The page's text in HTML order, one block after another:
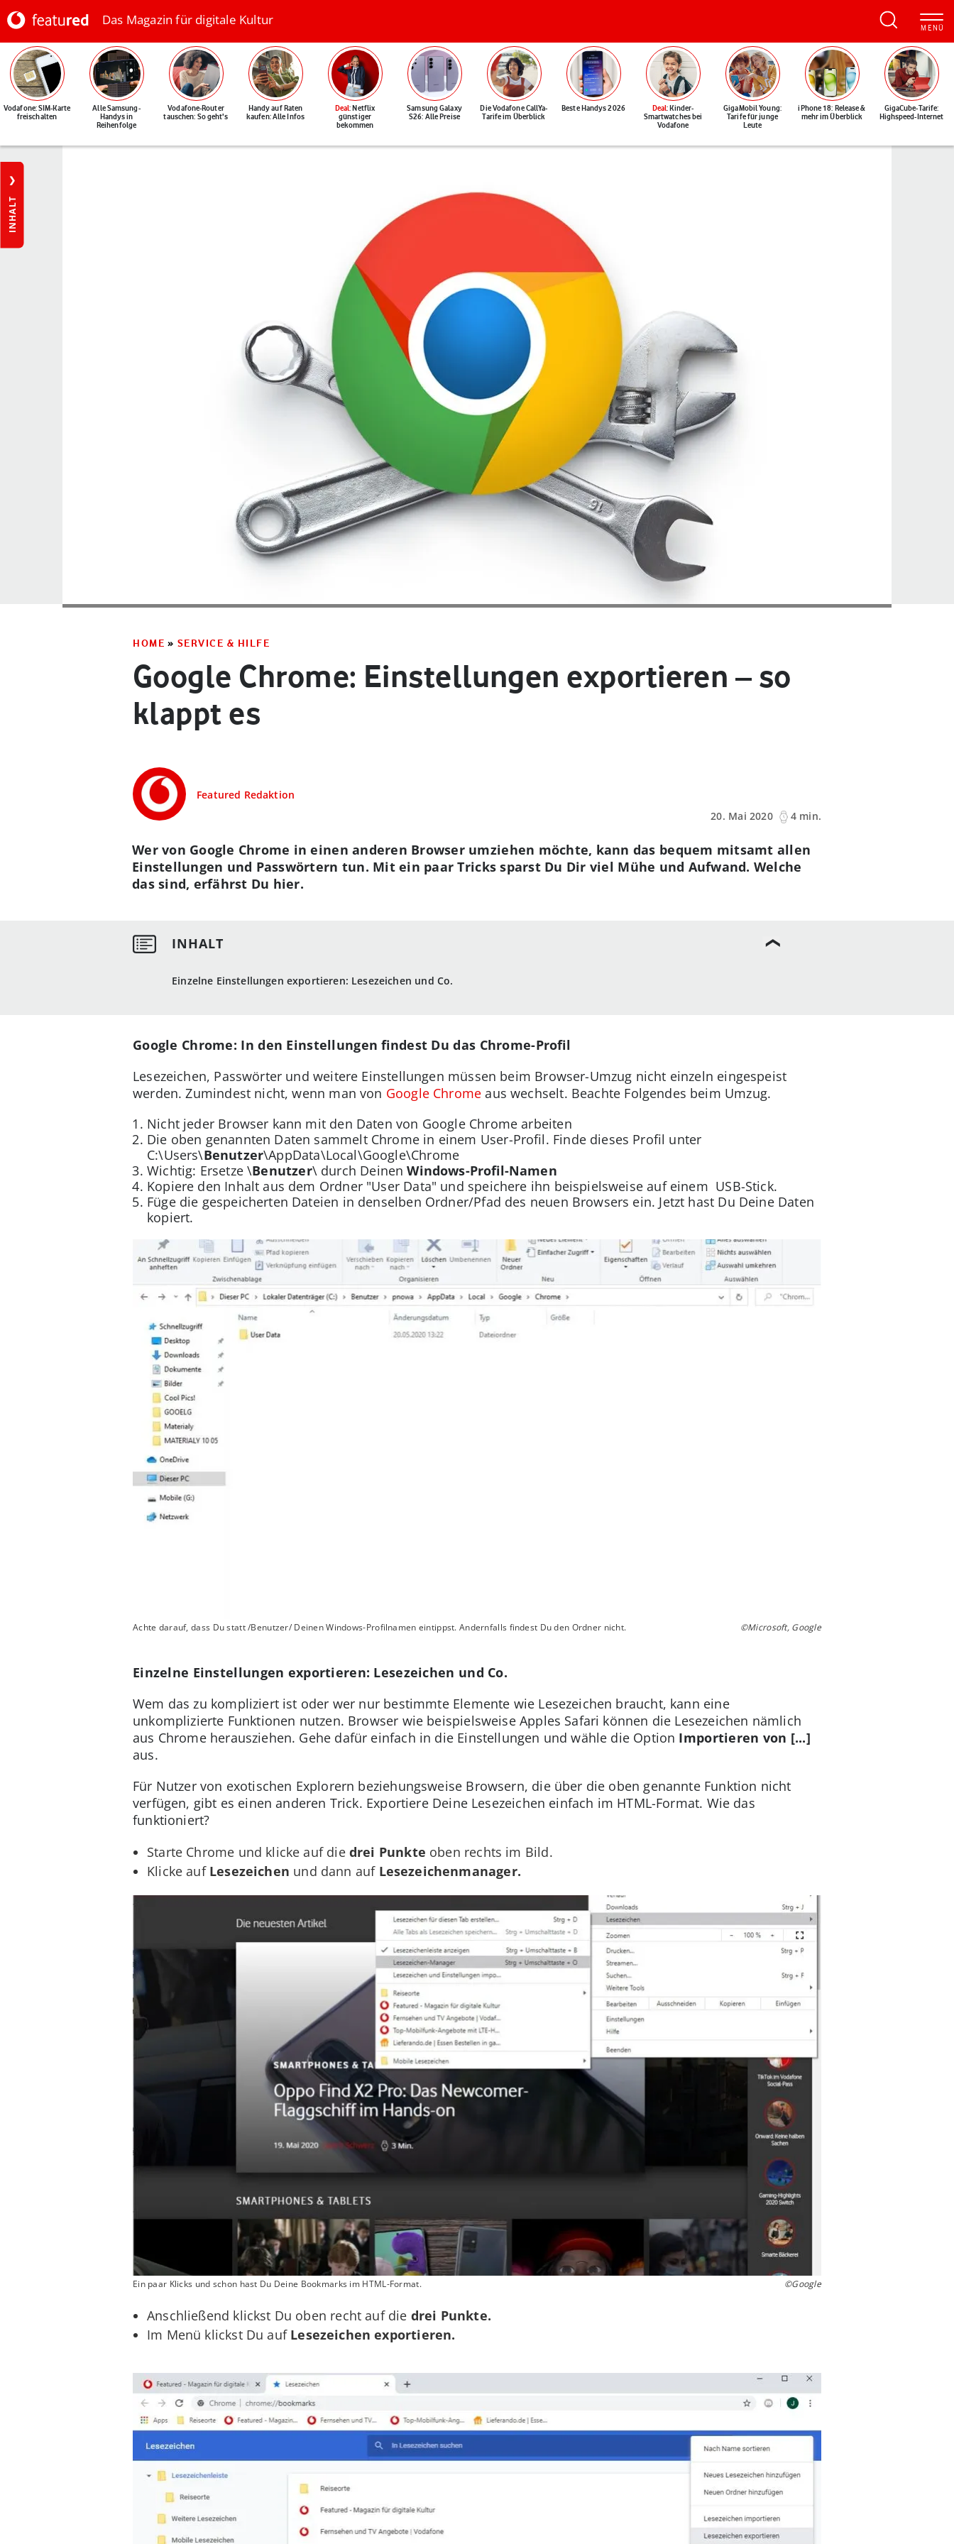
Das Magazin für digitale Kultur
Vodafone: SIM-Karte
freischalten
Alle Samsung-
Handys in
Reihenfolge
Vodafone-Router
tauschen: So geht's
Handy auf Raten
kaufen: Alle Infos
Deal: Netflix
günstiger
bekommen
Samsung Galaxy
S26: Alle Preise
Die Vodafone CallYa-
Tarife im Überblick
Beste Handys 2026 Deal: Kinder-
Smartwatches bei
Vodafone
GigaMobil Young:
Tarife für junge
Leute
iPhone 18: Release &
mehr im Überblick
GigaCube-Tarife:
Highspeed-Internet
INHALT
HOME » SERVICE & HILFE
Google Chrome: Einstellungen exportieren – so
klappt es
Featured Redaktion
20. Mai 2020
4 min.
Einzelne Einstellungen exportieren: Lesezeichen und Co.
Wer von Google Chrome in einen anderen Browser umziehen möchte, kann das bequem mitsamt allen
Einstellungen und Passwörtern tun. Mit ein paar Tricks sparst Du Dir viel Mühe und Aufwand. Welche
das sind, erfährst Du hier.
Google Chrome: In den Einstellungen findest Du das Chrome-Profil
Lesezeichen, Passwörter und weitere Einstellungen müssen beim Browser-Umzug nicht einzeln eingespeist
werden. Zumindest nicht, wenn man von Google Chrome aus wechselt. Beachte Folgendes beim Umzug.
Nicht jeder Browser kann mit den Daten von Google Chrome arbeiten
Die oben genannten Daten sammelt Chrome in einem User-Profil. Finde dieses Profil unter
C:\Users\Benutzer\AppData\Local\Google\Chrome
Wichtig: Ersetze \Benutzer\ durch DeinenWindows-Profil-Namen
Kopiere den Inhalt aus dem Ordner "User Data" und speichere ihn beispielsweise auf einem USB-Stick.
Füge die gespeicherten Dateien in denselben Ordner/Pfad des neuen Browsers ein. Jetzt hast Du Deine Daten
kopiert.
Achte darauf, dass Du statt /Benutzer/ Deinen Windows-Profilnamen eintippst. Andernfalls findest Du den Ordner nicht. ©Microsoft, Google
Einzelne Einstellungen exportieren: Lesezeichen und Co.
Wem das zu kompliziert ist oder wer nur bestimmte Elemente wie Lesezeichen braucht, kann eine
unkomplizierte Funktionen nutzen. Browser wie beispielsweise Apples Safari können die Lesezeichen nämlich
aus Chrome herausziehen. Gehe dafür einfach in die Einstellungen und wähle die Option Importieren von [...]
aus.
Für Nutzer von exotischen Explorern beziehungsweise Browsern, die über die oben genannte Funktion nicht
verfügen, gibt es einen anderen Trick. Exportiere Deine Lesezeichen einfach im HTML-Format. Wie das
funktioniert?
Starte Chrome und klicke auf die drei Punkte oben rechts im Bild.
Klicke auf Lesezeichen und dann auf Lesezeichenmanager.
Ein paar Klicks und schon hast Du Deine Bookmarks im HTML-Format. ©Google
Anschließend klickst Du oben recht auf die drei Punkte.
Im Menü klickst Du auf Lesezeichen exportieren.